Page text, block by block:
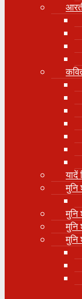
यादें
मुनि
मुनि
मुनि
मुनि